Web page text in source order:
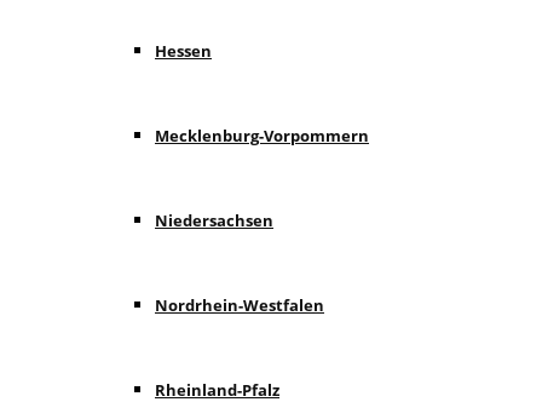
Hessen
Mecklenburg-Vorpommern
Niedersachsen
Nordrhein-Westfalen
Rheinland-Pfalz